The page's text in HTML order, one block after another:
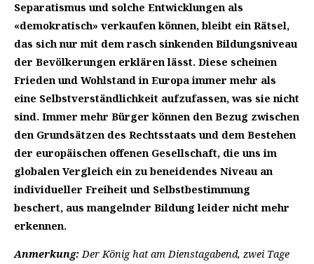
Separatismus und solche Entwicklungen als
«demokratisch» verkaufen können, bleibt ein Rätsel,
das sich nur mit dem rasch sinkenden Bildungsniveau
der Bevölkerungen erklären lässt. Diese scheinen
Frieden und Wohlstand in Europa immer mehr als
eine Selbstverständlichkeit aufzufassen, was sie nicht
sind. Immer mehr Bürger können den Bezug zwischen
den Grundsätzen des Rechtsstaats und dem Bestehen
der europäischen offenen Gesellschaft, die uns im
globalen Vergleich ein zu beneidendes Niveau an
individueller Freiheit und Selbstbestimmung
beschert, aus mangelnder Bildung leider nicht mehr
erkennen.
Anmerkung:Der König hat am Dienstagabend, zwei Tage